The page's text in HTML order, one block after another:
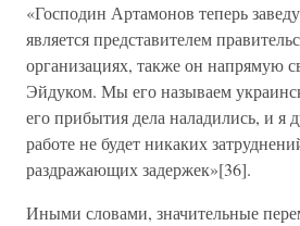
«Господин Артамонов теперь
является представителем
организациях, также он напрямую
Эйдуком. Мы его называем
его прибытия дела наладились, и я
работе не будет никаких
раздражающих задержек»[36].
Иными словами, значительные